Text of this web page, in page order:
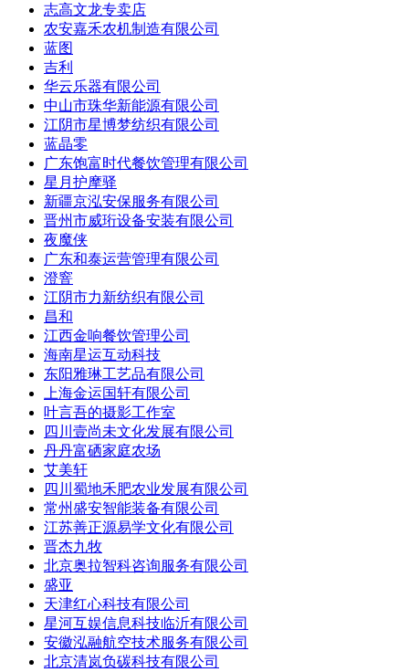
志高文龙专卖店
农安嘉禾农机制造有限公司
蓝图
吉利
华云乐器有限公司
中山市珠华新能源有限公司
江阴市星博梦纺织有限公司
蓝晶零
广东饱富时代餐饮管理有限公司
星月护摩驿
新疆京泓安保服务有限公司
晋州市威珩设备安装有限公司
夜魔侠
广东和泰运营管理有限公司
澄窨
江阴市力新纺织有限公司
昌和
江西金响餐饮管理公司
海南星运互动科技
东阳雅琳工艺品有限公司
上海金运国轩有限公司
叶言吾的摄影工作室
四川壹尚未文化发展有限公司
丹丹富硒家庭农场
艾美轩
四川蜀地禾肥农业发展有限公司
常州盛安智能装备有限公司
江苏善正源易学文化有限公司
晋杰九牧
北京奥拉智科咨询服务有限公司
盛亚
天津红心科技有限公司
星河互娱信息科技临沂有限公司
安徽泓融航空技术服务有限公司
北京清岚负碳科技有限公司